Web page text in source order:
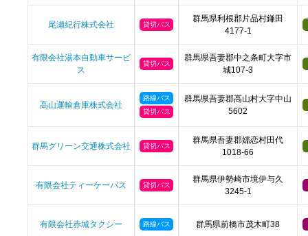
尾瀬紀行株式会社 貸切バス
群馬県利根郡片品村鎌田
4177-1
有限会社湯本自動車サービ
ス
貸切バス
群馬県吾妻郡中之条町大字市
城107-3
高山運輸倉庫株式会社
路線バス
貸切バス
群馬県吾妻郡高山村大字中山
5602
群馬グリーン交通株式会社 貸切バス
群馬県吾妻郡嬬恋村田代
1018-66
有限会社ティーケーバス 貸切バス
群馬県伊勢崎市境伊与久
3245-1
有限会社赤城タクシー 路線バス 群馬県前橋市茂木町38